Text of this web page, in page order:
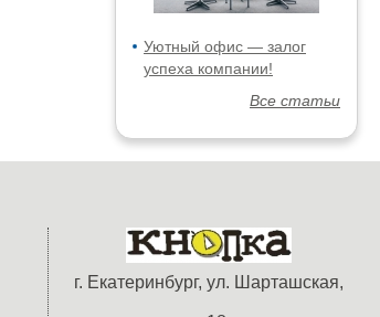
Уютный офис — залог
успеха компании!
Все статьи
г. Екатеринбург, ул. Шарташская,